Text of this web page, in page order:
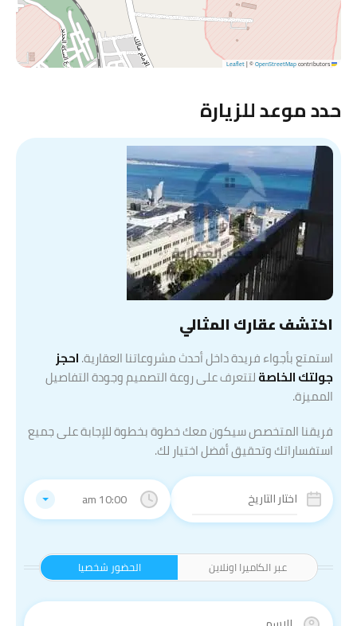
Leaflet
|©OpenStreetMapcontributors
حدد موعد للزيارة
10:00 am
الحضور شخصيا عبر الكاميرا اونلاين
اكتشف عقارك المثالي
استمتع بأجواء فريدة داخل أحدث مشروعاتنا العقارية.احجز
جولتك الخاصةلتتعرف على روعة التصميم وجودة التفاصيل
المميزة.
فريقنا المتخصص سيكون معك خطوة بخطوة للإجابة على جميع
استفساراتك وتحقيق أفضل اختيار لك.